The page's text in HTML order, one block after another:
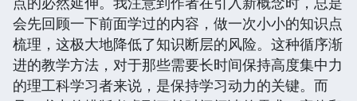
会先回顾一下前面学过的内容，做一次小小的知识点
梳理，这极大地降低了知识断层的风险。这种循序渐
进的教学方法，对于那些需要长时间保持高度集中力
的理工科学习者来说，是保持学习动力的关键。而